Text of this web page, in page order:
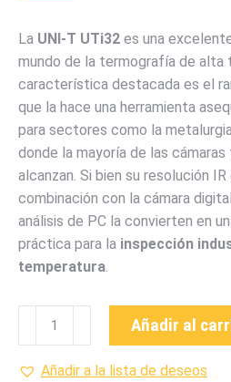
La UNI-T UTi32 es una
mundo de la termografía de alta
característica destacada es el
que la hace una herramienta
para sectores como la
donde la mayoría de las
alcanzan. Si bien su resolución IR
combinación con la cámara
análisis de PC la convierten en
práctica para la inspección
temperatura.
UTi32
TERMOGRÁFICA
Añadir al
Añadir a la lista de deseos